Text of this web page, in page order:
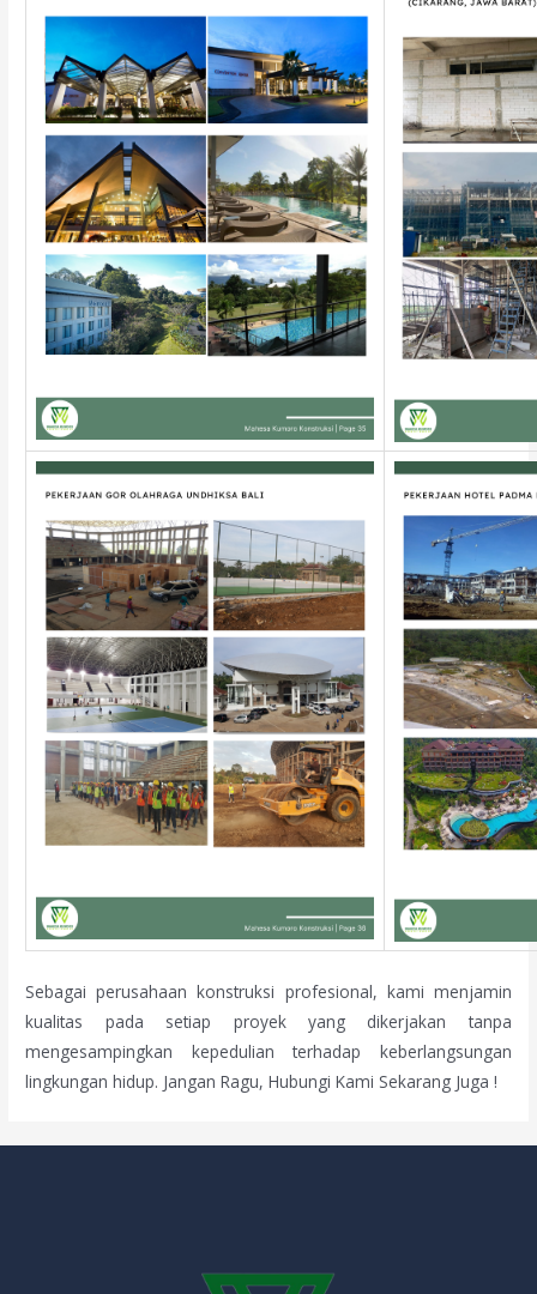
Sebagai perusahaan konstruksi profesional, kami menjamin
kualitas pada setiap proyek yang dikerjakan tanpa
mengesampingkan kepedulian terhadap keberlangsungan
lingkungan hidup. Jangan Ragu, Hubungi Kami Sekarang Juga !